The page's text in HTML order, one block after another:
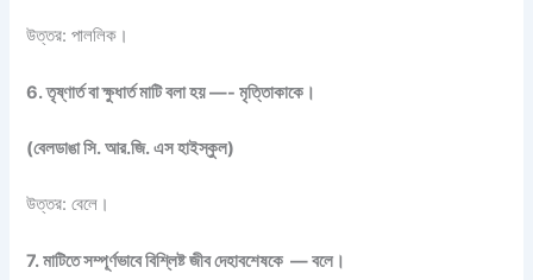
উত্তর: পাললিক।
6. তৃষ্ণার্ত বা ক্ষুধার্ত মাটি বলা হয় —- মৃত্তিাকাকে।
(বেলডাঙা সি. আর.জি. এস হাইস্কুল)
উত্তর: বেলে।
7. মাটিতে সম্পূর্ণভাবে বিশ্লিষ্ট জীব দেহাবশেষকে — বলে।